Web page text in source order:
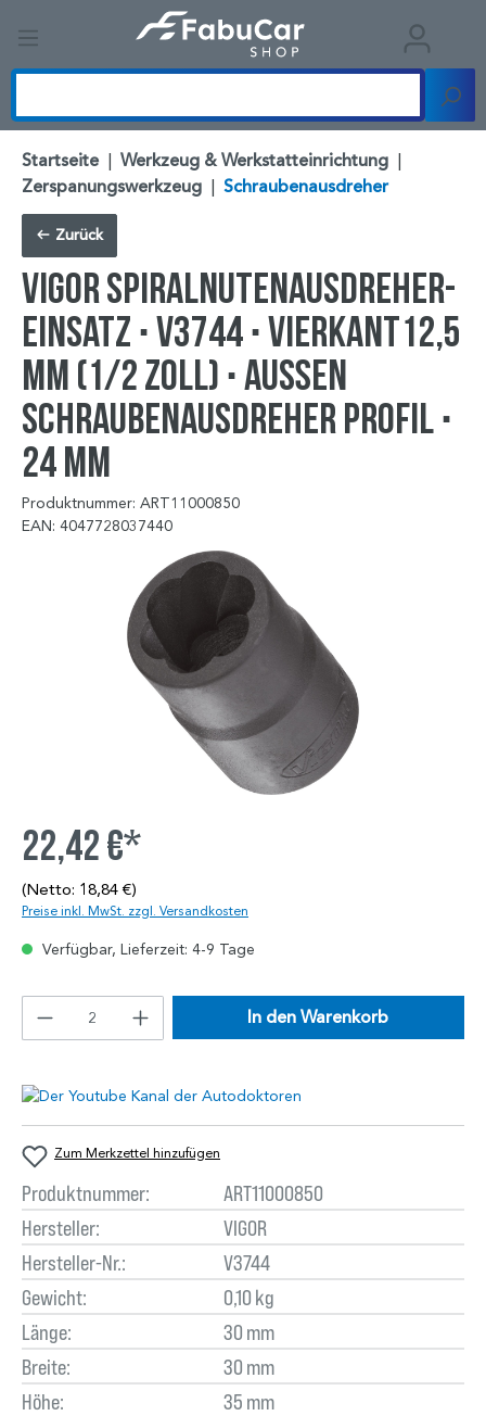
Startseite | Werkzeug & Werkstatteinrichtung |
Zerspanungswerkzeug | Schraubenausdreher
Zurück
VIGOR Spiralnutenausdreher-
Einsatz ∙ V3744 ∙ Vierkant12,5
mm (1/2 Zoll) ∙ Außen
Schraubenausdreher Profil ∙
24 mm
Produktnummer: ART11000850
EAN: 4047728037440
22,42 €*
(Netto: 18,84 €)
Preise inkl. MwSt. zzgl. Versandkosten
Verfügbar, Lieferzeit: 4-9 Tage
In den Warenkorb
Zum Merkzettel hinzufügen
Produktnummer:
ART11000850
Hersteller:
VIGOR
Hersteller-Nr.:
V3744
Gewicht:
0,10 kg
Länge:
30 mm
Breite:
30 mm
Höhe:
35 mm